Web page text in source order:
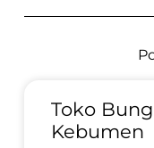
Toko
Kebumen